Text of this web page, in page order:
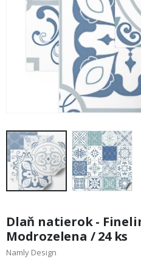
začiatok
galérie
obrázkov
Dlaň natierok -
Modrozelena / 24 ks
Namly Design